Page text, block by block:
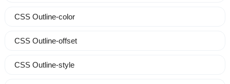
CSS Outline-color
CSS Outline-offset
CSS Outline-style